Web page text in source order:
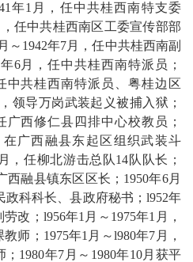
年1月，任中共桂西南特支委
任中共桂西南区工委宣传部部
～1942年7月，任中共桂西南副
6月，任中共桂西南特派员；
中共桂西南特派员、粤桂边区
领导万岗武装起义被捕入狱；
广西修仁县四排中心校教员；
在广西融县东起区组织武装斗
，任柳北游击总队14队队长；
西融县镇东区区长；1950年6月
政科科长、县政府秘书；l952年
改；l956年1月～1975年1月，
师；1975年1月～l980年7月，
1980年7月～1980年10月获平